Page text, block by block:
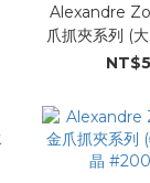
Alexandre
爪抓夾系列 (